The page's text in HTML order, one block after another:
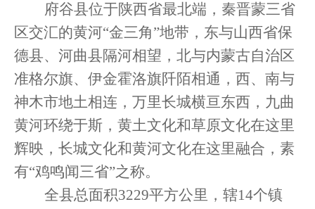
府谷县位于陕西省最北端，秦晋蒙三省
区交汇的黄河“金三角”地带，东与山西省保
德县、河曲县隔河相望，北与内蒙古自治区
准格尔旗、伊金霍洛旗阡陌相通，西、南与
神木市地土相连，万里长城横亘东西，九曲
黄河环绕于斯，黄土文化和草原文化在这里
辉映，长城文化和黄河文化在这里融合，素
有“鸡鸣闻三省”之称。
全县总面积3229平方公里，辖14个镇